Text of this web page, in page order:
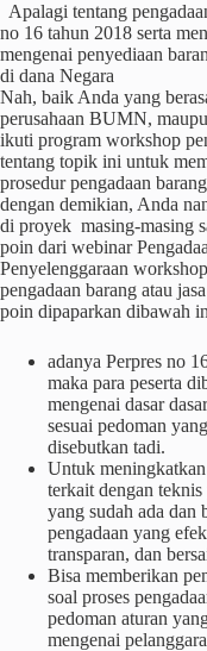
Apalagi tentang
no 16 tahun 2018 serta
mengenai penyediaan
di dana Negara
Nah, baik Anda yang
perusahaan BUMN,
ikuti program workshop
tentang topik ini untuk
prosedur pengadaan
dengan demikian, Anda
di proyek masing-masing
poin dari webinar
Penyelenggaraan
pengadaan barang atau
poin dipaparkan dibawah
adanya Perpres no
maka para peserta
mengenai dasar
sesuai pedoman
disebutkan tadi.
Untuk meningkatkan
terkait dengan teknis
yang sudah ada dan
pengadaan yang
transparan, dan
Bisa memberikan
soal proses
pedoman aturan
mengenai